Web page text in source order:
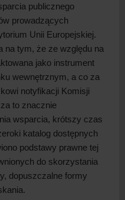
publicznego
prowadzących
Unii Europejskiej.
na tym, że ze względu na
jako instrument
wewnętrznym, a co za
notyfikacji Komisji
to znacznie
wsparcia, krótszy czas
katalog dostępnych
podstawy prawne tej
do skorzystania
dopuszczalne formy